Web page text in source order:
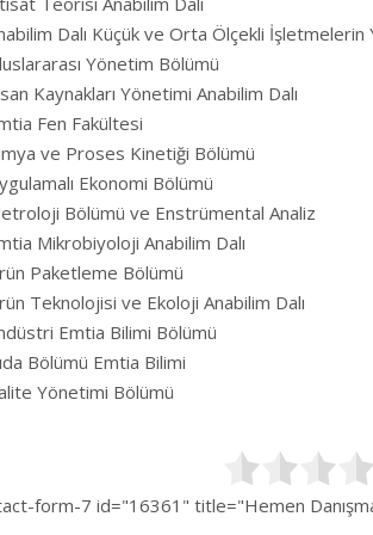
Dalı Küçük ve Orta Ölçekli İşletmelerin
Yönetim Bölümü
Kaynakları Yönetimi Anabilim Dalı
Fen Fakültesi
ve Proses Kinetiği Bölümü
Ekonomi Bölümü
Bölümü ve Enstrümental Analiz
Mikrobiyoloji Anabilim Dalı
Paketleme Bölümü
Teknolojisi ve Ekoloji Anabilim Dalı
Emtia Bilimi Bölümü
Bölümü Emtia Bilimi
Yönetimi Bölümü
form-7 id="16361" title="Hemen